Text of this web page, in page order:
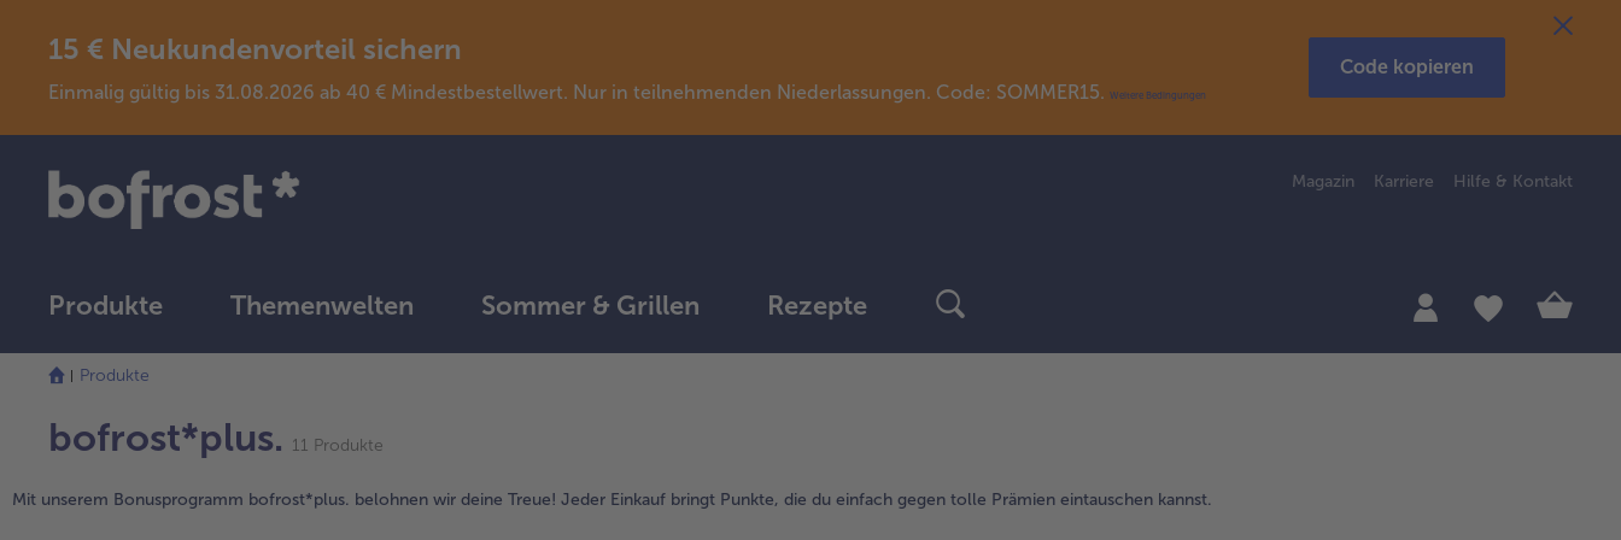
15 € Neukundenvorteil sichern
Einmalig gültig bis 31.08.2026 ab 40 € Mindestbestellwert. Nur in teilnehmenden Niederlassungen. Code: SOMMER15. Weitere Bedingungen
Code kopieren
Magazin Karriere Hilfe & Kontakt
Produkte Themenwelten Sommer & Grillen Rezepte
Produkte
Übersicht.
bofrost*plus. 11 Produkte
Mit unserem Bonusprogramm bofrost*plus. belohnen wir deine Treue! Jeder Einkauf bringt Punkte, die du einfach gegen tolle Prämien eintauschen kannst.